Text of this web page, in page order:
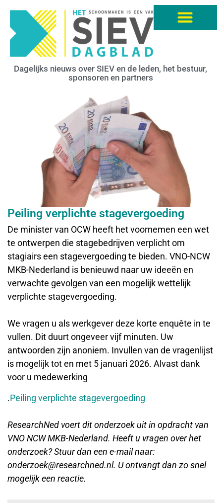
Dagelijks nieuws over SIEV en de leden, het bestuur,
sponsoren en partners
Peiling verplichte stagevergoeding
De minister van OCW heeft het voornemen een wet
te ontwerpen die stagebedrijven verplicht om
stagiairs een stagevergoeding te bieden. VNO-NCW
MKB-Nederland is benieuwd naar uw ideeën en
verwachte gevolgen van een mogelijk wettelijk
verplichte stagevergoeding.
We vragen u als werkgever deze korte enquête in te
vullen. Dit duurt ongeveer vijf minuten. Uw
antwoorden zijn anoniem. Invullen van de vragenlijst
is mogelijk tot en met 5 januari 2026. Alvast dank
voor u medewerking
.Peiling verplichte stagevergoeding
ResearchNed voert dit onderzoek uit in opdracht van
VNO NCW MKB-Nederland. Heeft u vragen over het
onderzoek? Stuur dan een e-mail naar:
onderzoek@researchned.nl. U ontvangt dan zo snel
mogelijk een reactie.